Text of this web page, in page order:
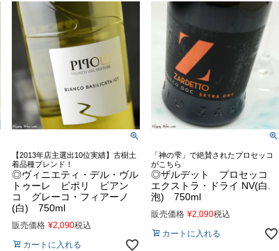
【2013年店主選出10位実績】古樹土
着品種ブレンド！
◎ヴィニエティ・デル・ヴル
トゥーレ ピポリ ビアン
コ グレーコ・フィアーノ
(白) 750ml
販売価格 ¥2,090税込
カートに入れる
「神の雫」で絶賛されたプロセッコ
がこちら
◎ザルデット プロセッコ
エクストラ・ドライ NV(白.
泡) 750ml
販売価格 ¥2,090税込
カートに入れる